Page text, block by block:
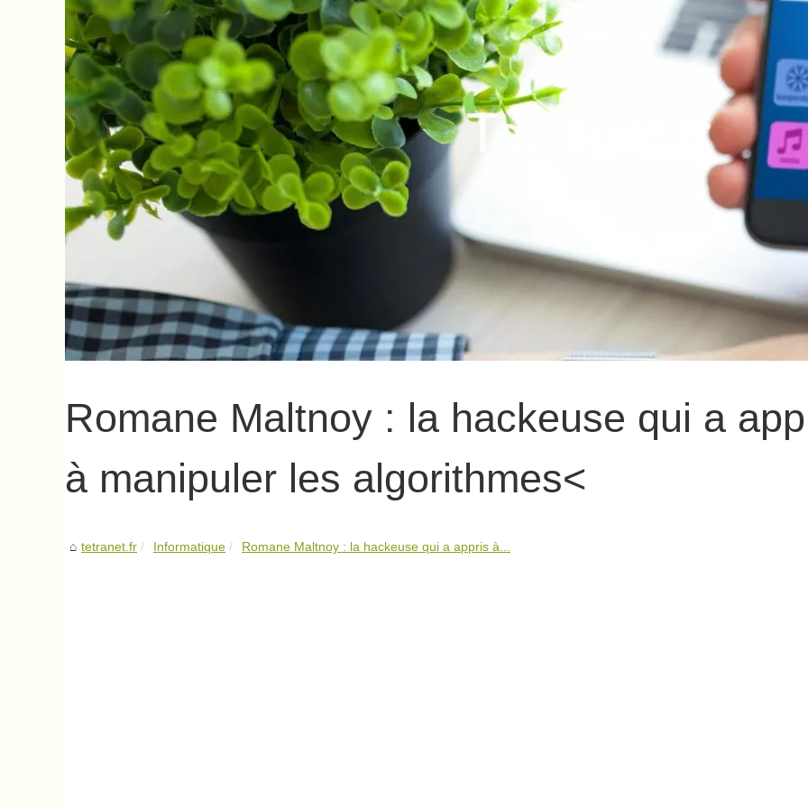
Romane Maltnoy : la hackeuse qui a
à manipuler les algorithmes<
tetranet.fr Informatique Romane Maltnoy : la hackeuse qui a appris à...